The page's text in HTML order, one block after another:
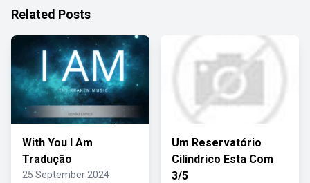
Related Posts
With You I Am
Tradução
25 September 2024
Um Reservatório
Cilindrico Esta Com
3/5